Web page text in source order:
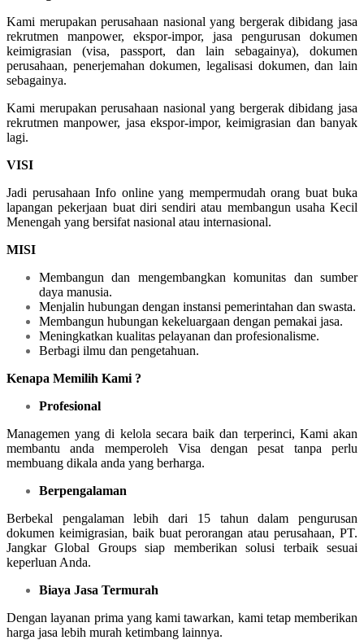
Kami merupakan perusahaan nasional yang bergerak dibidang jasa
rekrutmen manpower, ekspor-impor, jasa pengurusan dokumen
keimigrasian (visa, passport, dan lain sebagainya), dokumen
perusahaan, penerjemahan dokumen, legalisasi dokumen, dan lain
sebagainya.
Kami merupakan perusahaan nasional yang bergerak dibidang jasa
rekrutmen manpower, jasa ekspor-impor, keimigrasian dan banyak
lagi.
VISI
Jadi perusahaan Info online yang mempermudah orang buat buka
lapangan pekerjaan buat diri sendiri atau membangun usaha Kecil
Menengah yang bersifat nasional atau internasional.
MISI
Membangun dan mengembangkan komunitas dan sumber
daya manusia.
Menjalin hubungan dengan instansi pemerintahan dan swasta.
Membangun hubungan kekeluargaan dengan pemakai jasa.
Meningkatkan kualitas pelayanan dan profesionalisme.
Berbagi ilmu dan pengetahuan.
Kenapa Memilih Kami ?
Profesional
Managemen yang di kelola secara baik dan terperinci, Kami akan
membantu anda memperoleh Visa dengan pesat tanpa perlu
membuang dikala anda yang berharga.
Berpengalaman
Berbekal pengalaman lebih dari 15 tahun dalam pengurusan
dokumen keimigrasian, baik buat perorangan atau perusahaan, PT.
Jangkar Global Groups siap memberikan solusi terbaik sesuai
keperluan Anda.
Biaya Jasa Termurah
Dengan layanan prima yang kami tawarkan, kami tetap memberikan
harga jasa lebih murah ketimbang lainnya.